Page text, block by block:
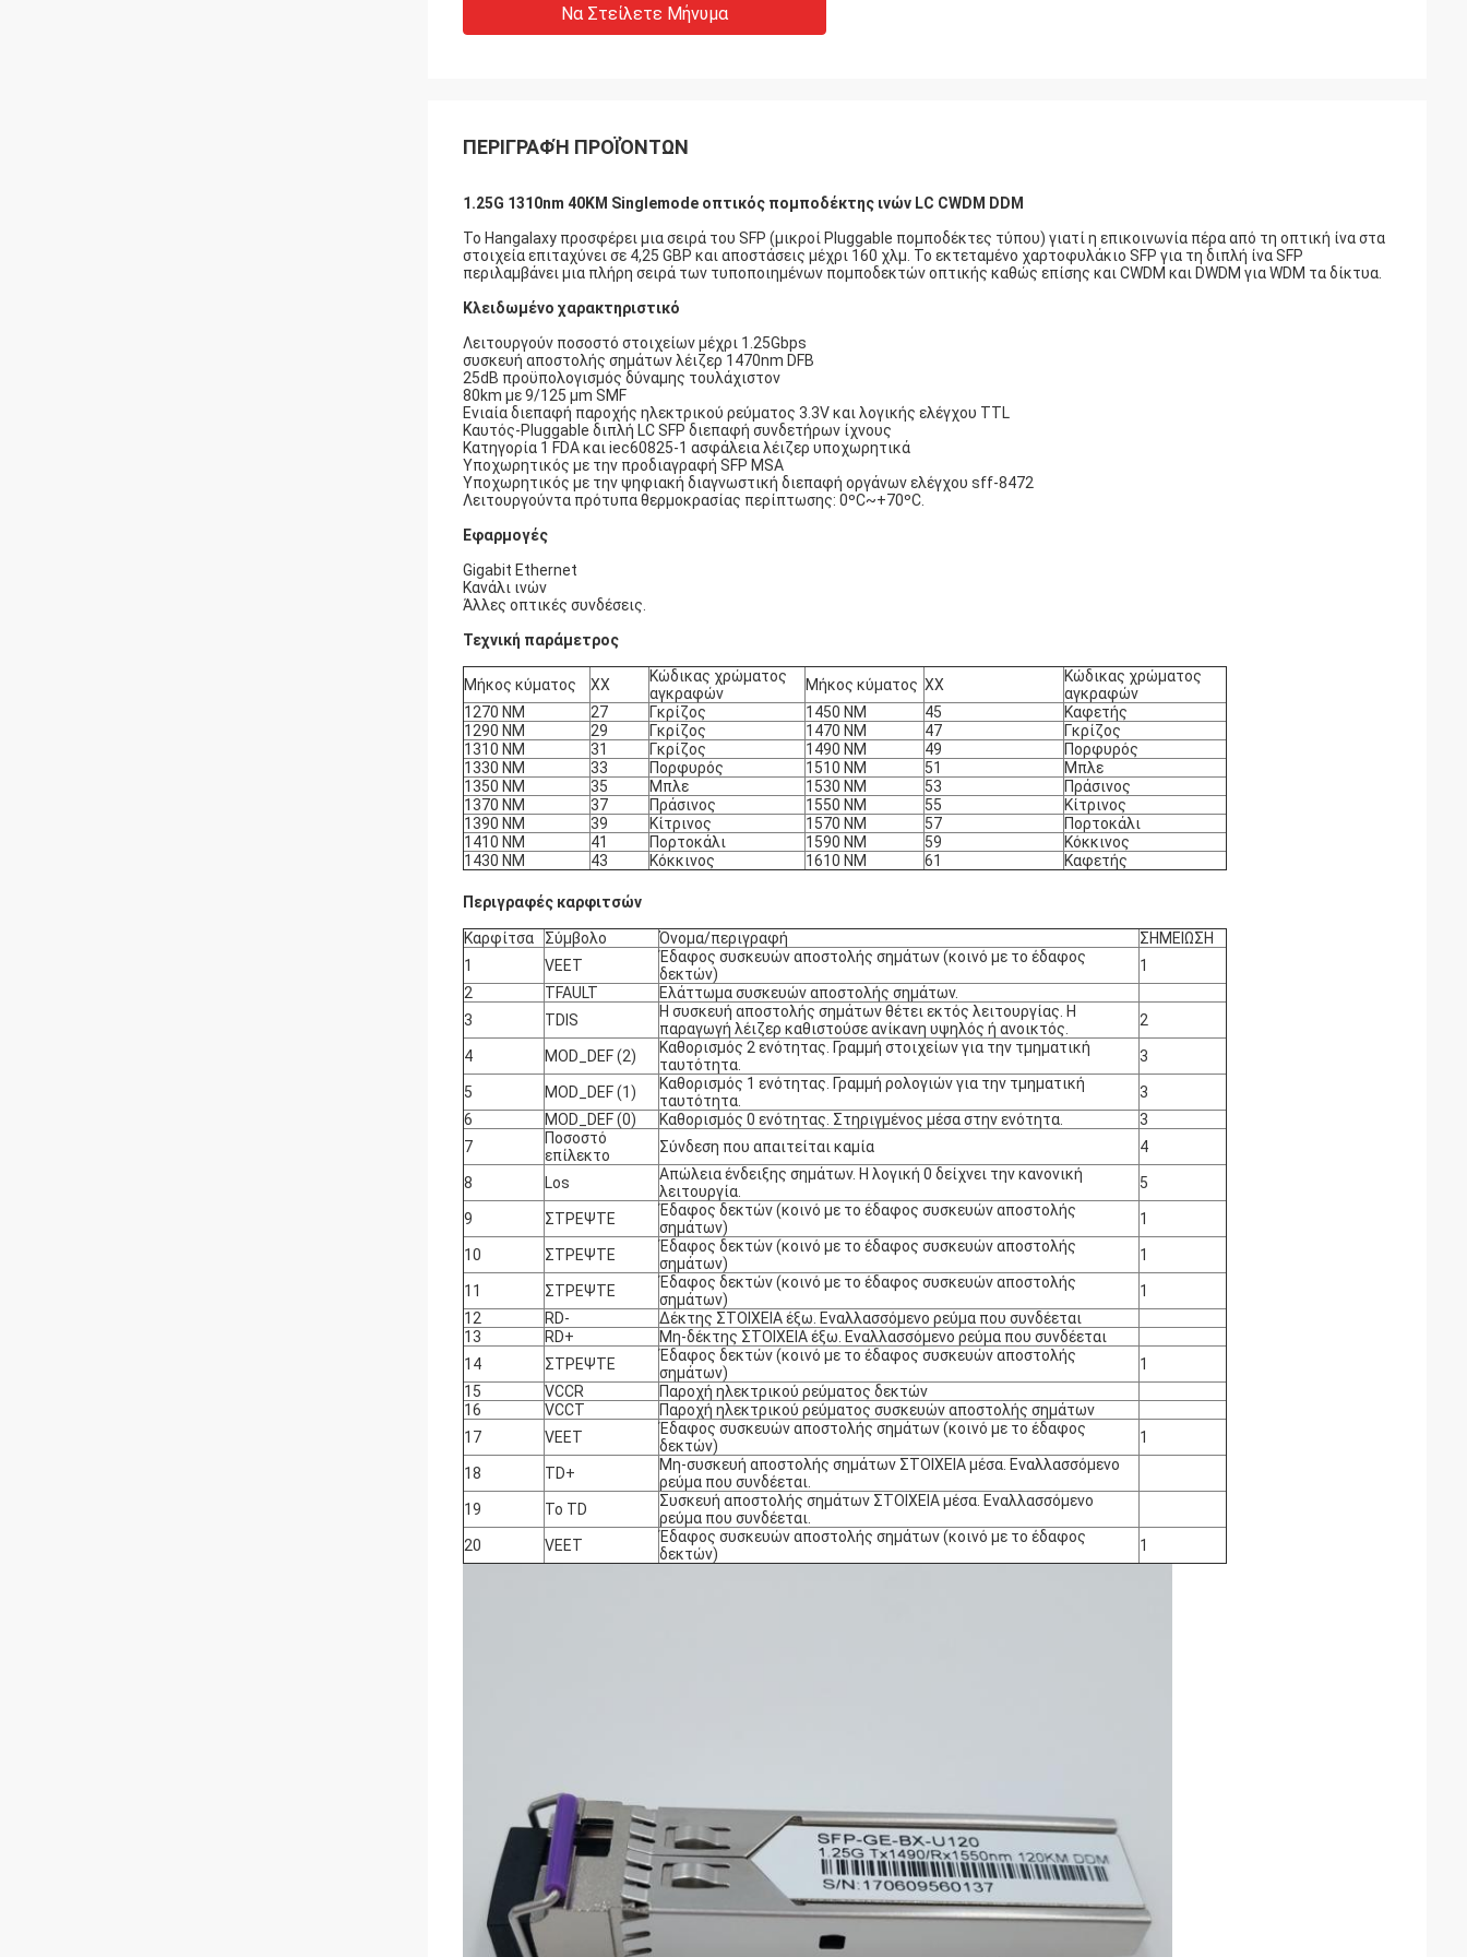
Να Στείλετε Μήνυμα
ΠΕΡΙΓΡΑΦΉ ΠΡΟΪΌΝΤΩΝ
1.25G 1310nm 40KM Singlemode οπτικός πομποδέκτης ινών LC CWDM DDM
Το Hangalaxy προσφέρει μια σειρά του SFP (μικροί Pluggable πομποδέκτες τύπου) γιατί η επικοινωνία πέρα από τη οπτική ίνα στα
στοιχεία επιταχύνει σε 4,25 GBP και αποστάσεις μέχρι 160 χλμ. Το εκτεταμένο χαρτοφυλάκιο SFP για τη διπλή ίνα SFP
περιλαμβάνει μια πλήρη σειρά των τυποποιημένων πομποδεκτών οπτικής καθώς επίσης και CWDM και DWDM για WDM τα δίκτυα.
Κλειδωμένο χαρακτηριστικό
Λειτουργούν ποσοστό στοιχείων μέχρι 1.25Gbps
συσκευή αποστολής σημάτων λέιζερ 1470nm DFB
25dB προϋπολογισμός δύναμης τουλάχιστον
80km με 9/125 μm SMF
Ενιαία διεπαφή παροχής ηλεκτρικού ρεύματος 3.3V και λογικής ελέγχου TTL
Καυτός-Pluggable διπλή LC SFP διεπαφή συνδετήρων ίχνους
Κατηγορία 1 FDA και iec60825-1 ασφάλεια λέιζερ υποχωρητικά
Υποχωρητικός με την προδιαγραφή SFP MSA
Υποχωρητικός με την ψηφιακή διαγνωστική διεπαφή οργάνων ελέγχου sff-8472
Λειτουργούντα πρότυπα θερμοκρασίας περίπτωσης: 0ºC~+70ºC.
Εφαρμογές
Gigabit Ethernet
Κανάλι ινών
Άλλες οπτικές συνδέσεις.
Τεχνική παράμετρος
Μήκος κύματος ΧΧ
Κώδικας χρώματος
αγκραφών
Μήκος κύματος ΧΧ
Κώδικας χρώματος
αγκραφών
1270 NM
27 Γκρίζος 1450 NM 45
Καφετής
1290 NM
29 Γκρίζος 1470 NM 47
Γκρίζος
1310 NM
31 Γκρίζος 1490 NM 49
Πορφυρός
1330 NM
33 Πορφυρός 1510 NM 51
Μπλε
1350 NM
35 Μπλε 1530 NM 53
Πράσινος
1370 NM
37 Πράσινος 1550 NM 55
Κίτρινος
1390 NM
39 Κίτρινος 1570 NM 57
Πορτοκάλι
1410 NM
41 Πορτοκάλι 1590 NM 59
Κόκκινος
1430 NM
43 Κόκκινος 1610 NM 61 Καφετής
Περιγραφές καρφιτσών
Καρφίτσα Σύμβολο Όνομα/περιγραφή
ΣΗΜΕΙΩΣΗ
1
VEET
Έδαφος συσκευών αποστολής σημάτων (κοινό με το έδαφος
δεκτών)
1
2
TFAULT
Ελάττωμα συσκευών αποστολής σημάτων.
3
TDIS
Η συσκευή αποστολής σημάτων θέτει εκτός λειτουργίας. Η
παραγωγή λέιζερ καθιστούσε ανίκανη υψηλός ή ανοικτός.
2
4 MOD_DEF (2)
Καθορισμός 2 ενότητας. Γραμμή στοιχείων για την τμηματική
ταυτότητα.
3
5 MOD_DEF (1)
Καθορισμός 1 ενότητας. Γραμμή ρολογιών για την τμηματική
ταυτότητα.
3
6
MOD_DEF (0) Καθορισμός 0 ενότητας. Στηριγμένος μέσα στην ενότητα.
3
7
Ποσοστό
επίλεκτο
Σύνδεση που απαιτείται καμία 4
8 Los
Απώλεια ένδειξης σημάτων. Η λογική 0 δείχνει την κανονική
λειτουργία.
5
9 ΣΤΡΕΨΤΕ
Έδαφος δεκτών (κοινό με το έδαφος συσκευών αποστολής
σημάτων)
1
10 ΣΤΡΕΨΤΕ
Έδαφος δεκτών (κοινό με το έδαφος συσκευών αποστολής
σημάτων)
1
11 ΣΤΡΕΨΤΕ
Έδαφος δεκτών (κοινό με το έδαφος συσκευών αποστολής
σημάτων)
1
12
RD-
Δέκτης ΣΤΟΙΧΕΙΑ έξω. Εναλλασσόμενο ρεύμα που συνδέεται
13
RD+
Μη-δέκτης ΣΤΟΙΧΕΙΑ έξω. Εναλλασσόμενο ρεύμα που συνδέεται
14
ΣΤΡΕΨΤΕ
Έδαφος δεκτών (κοινό με το έδαφος συσκευών αποστολής
σημάτων)
1
15
VCCR
Παροχή ηλεκτρικού ρεύματος δεκτών
16
VCCT
Παροχή ηλεκτρικού ρεύματος συσκευών αποστολής σημάτων
17
VEET
Έδαφος συσκευών αποστολής σημάτων (κοινό με το έδαφος
δεκτών)
1
18 TD+
Μη-συσκευή αποστολής σημάτων ΣΤΟΙΧΕΙΑ μέσα. Εναλλασσόμενο
ρεύμα που συνδέεται.
19
Το TD
Συσκευή αποστολής σημάτων ΣΤΟΙΧΕΙΑ μέσα. Εναλλασσόμενο
ρεύμα που συνδέεται.
20
VEET
Έδαφος συσκευών αποστολής σημάτων (κοινό με το έδαφος
δεκτών)
1